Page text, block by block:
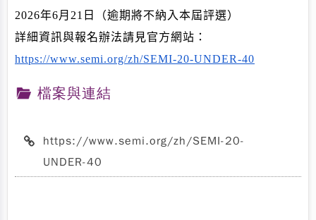
2026年6月21日（逾期將不納入本屆評選）
詳細資訊與報名辦法請見官方網站：
https://www.semi.org/zh/SEMI-20-UNDER-40
檔案與連結
https://www.semi.org/zh/SEMI-20-
UNDER-40